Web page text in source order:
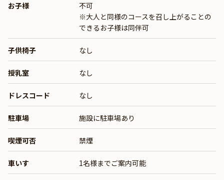
お子様
不可
※大人と同様のコースを召し上がることの
できるお子様は同伴可
子供椅子 なし
授乳室 なし
ドレスコード なし
駐車場 施設に駐車場あり
喫煙可否 禁煙
車いす 1名様までご案内可能